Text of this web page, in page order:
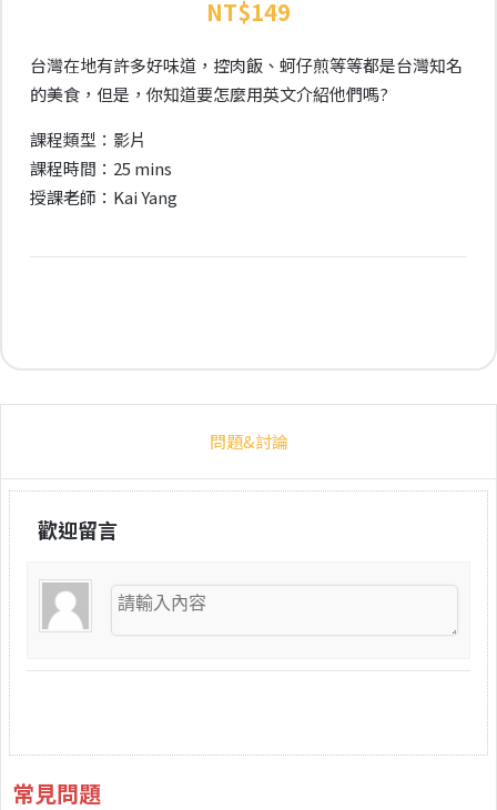
NT$149
台灣在地有許多好味道，控肉飯、蚵仔煎等等都是台灣知名
的美食，但是，你知道要怎麼用英文介紹他們嗎?
課程類型：影片
課程時間：25 mins
授課老師：Kai Yang
問題&討論
歡迎留言
常見問題